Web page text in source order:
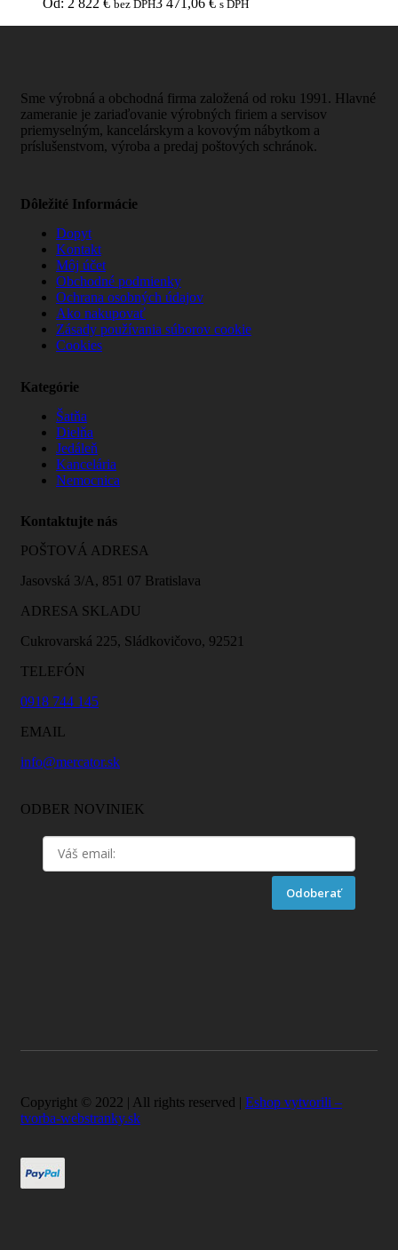
Od: 2 822 € bez DPH3 471,06 € s DPH
Sme výrobná a obchodná firma založená od roku 1991. Hlavné
zameranie je zariaďovanie výrobných firiem a servisov
priemyselným, kancelárskym a kovovým nábytkom a
príslušenstvom, výroba a predaj poštových schránok.
Dôležité Informácie
Dopyt
Kontakt
Môj účet
Obchodné podmienky
Ochrana osobných údajov
Ako nakupovať
Zásady používania súborov cookie
Cookies
Kategórie
Šatňa
Dielňa
Jedáleň
Kancelária
Nemocnica
Kontaktujte nás
POŠTOVÁ ADRESA
Jasovská 3/A, 851 07 Bratislava
ADRESA SKLADU
Cukrovarská 225, Sládkovičovo, 92521
TELEFÓN
0918 744 145
EMAIL
info@mercator.sk
ODBER NOVINIEK
Odoberať
Copyright © 2022 | All rights reserved | Eshop vytvorili –
tvorba-webstranky.sk